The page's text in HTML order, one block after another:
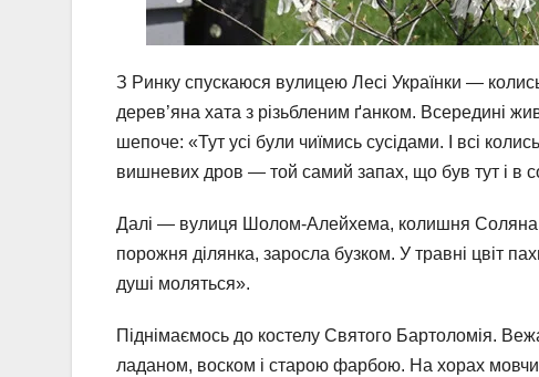
З Ринку спускаюся вулицею Лесі Українки —
дерев’яна хата з різьбленим ґанком. Всередині
шепоче: «Тут усі були чиїмись сусідами. І всі
вишневих дров — той самий запах, що був тут і в
Далі — вулиця Шолом-Алейхема, колишня Соляна.
порожня ділянка, заросла бузком. У травні цвіт
душі моляться».
Піднімаємось до костелу Святого Бартоломія.
ладаном, воском і старою фарбою. На хорах